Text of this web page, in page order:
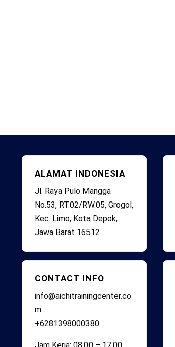
ALAMAT INDONESIA
Jl. Raya Pulo Mangga
No.53, RT.02/RW.05, Grogol,
Kec. Limo, Kota Depok,
Jawa Barat 16512
CONTACT INFO
info@aichitrainingcenter.co
m
+6281398000380